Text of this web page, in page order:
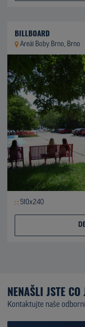
BILLBOARD
Areál Boby Brno, Brno
510x240
NENAŠLI JSTE
Kontaktujte naše